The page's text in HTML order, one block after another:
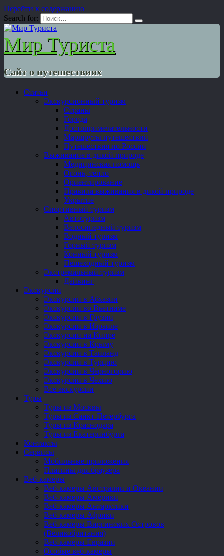
Перейти к содержанию
Search for:
Мир Туриста
Сайт о путешествиях
Статьи
Экскурсионный туризм
Страны
Города
Достопримечательности
Маршруты путешествий
Путешествия по России
Выживание в дикой природе
Медицинская помощь
Огонь, тепло
Ориентирование
Правила выживания в дикой природе
Укрытие
Спортивный туризм
Автотуризм
Велосипедный туризм
Водный туризм
Горный туризм
Конный туризм
Пешеходный туризм
Экстремальный туризм
Дайвинг
Экскурсии
Экскурсии в Абхазии
Экскурсии во Вьетнаме
Экскурсии в Грузии
Экскурсии в Израиле
Экскурсии на Кипре
Экскурсии в Крыму
Экскурсии в Таиланд
Экскурсии в Турцию
Экскурсии в Черногорию
Экскурсии в Чехию
Все экскурсии
Туры
Туры из Москвы
Туры из Санкт-Петербурга
Туры из Краснодара
Туры из Екатеринбурга
Контакты
Сервисы
Мобильные приложения
Плагины для браузера
Веб-камеры
Веб-камеры Австралии и Океании
Веб-камеры Америки
Веб-камеры Антарктики
Веб-камеры Африки
Веб-камеры Виргинских Островов
(Великобритания)
Веб-камеры Евразии
Особые веб-камеры